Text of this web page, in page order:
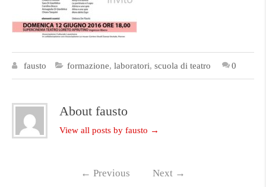
fausto formazione, laboratori, scuola di teatro 0
About fausto
View all posts by fausto →
← Previous Next →